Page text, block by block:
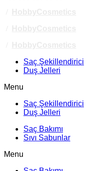
Saç Şekillendirici
Duş Jelleri
Menu
Saç Şekillendirici
Duş Jelleri
Saç Bakımı
Sıvı Sabunlar
Menu